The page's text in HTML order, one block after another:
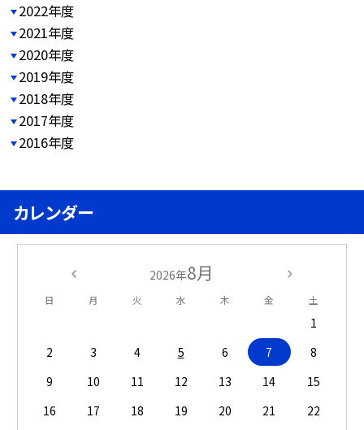
2022年度
2021年度
2020年度
2019年度
2018年度
2017年度
2016年度
カレンダー
2026年8月
日 月 火 水 木 金 土
1
2
3 4 5 6 7
8
9
10 11 12 13 14
15
16
17 18 19 20 21
22